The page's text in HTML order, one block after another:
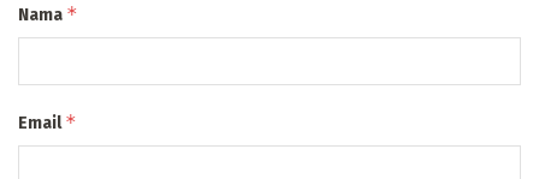
Nama *
Email*